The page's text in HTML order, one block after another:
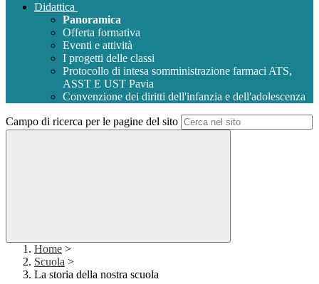
Didattica
Panoramica
Offerta formativa
Eventi e attività
I progetti delle classi
Protocollo di intesa somministrazione farmaci ATS,
ASST E UST Pavia
Convenzione dei diritti dell'infanzia e dell'adolescenza
Campo di ricerca per le pagine del sito
Home >
Scuola >
La storia della nostra scuola